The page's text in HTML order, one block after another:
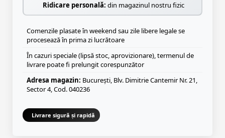
Ridicare personală: din magazinul nostru fizic
Comenzile plasate în weekend sau zile libere legale se
procesează în prima zi lucrătoare
În cazuri speciale (lipsă stoc, aprovizionare), termenul de
livrare poate fi prelungit corespunzător
Adresa magazin: București, Blv. Dimitrie Cantemir Nr. 21,
Sector 4, Cod. 040236
Livrare sigură și rapidă